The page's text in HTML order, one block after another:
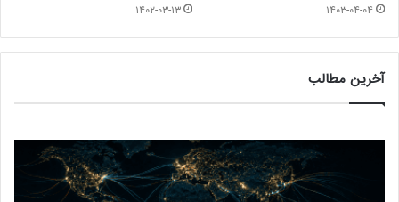
۱۴۰۳-۰۴-۰۴ ۱۴۰۲-۰۳-۱۳
آخرین مطالب